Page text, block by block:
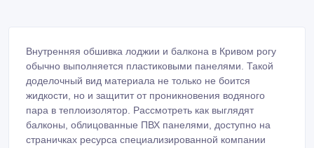
Внутренняя обшивка лоджии и балкона в Кривом рогу
обычно выполняется пластиковыми панелями. Такой
доделочный вид материала не только не боится
жидкости, но и защитит от проникновения водяного
пара в теплоизолятор. Рассмотреть как выглядят
балконы, облицованные ПВХ панелями, доступно на
страничках ресурса специализированной компании